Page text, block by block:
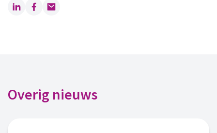
LinkedInFacebook
Email
Overig nieuws